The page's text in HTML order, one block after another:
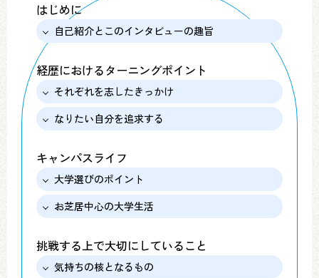
はじめに
自己紹介とこのインタビューの趣旨
経歴におけるターニングポイント
それぞれを志したきっかけ
なりたい自分を追求する
キャンパスライフ
大学選びのポイント
お芝居中心の大学生活
挑戦する上で大切にしていること
気持ちの核となるもの